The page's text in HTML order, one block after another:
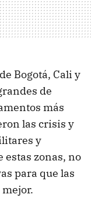
Bogotá, Cali y
de
más
las crisis y
y
estas zonas, no
para que las